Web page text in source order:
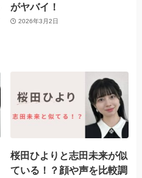
がヤバイ！
2026年3月2日
桜田ひよりと志田未来が似
ている！？顔や声を比較調